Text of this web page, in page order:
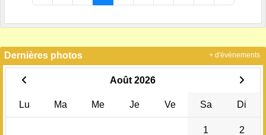
Dernières photos
Août 2026
Lu Ma Me Je Ve Sa Di
1 2
+ d'évènements